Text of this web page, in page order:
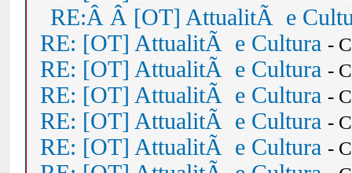
RE:Â Â [OT] AttualitÃ e
RE: [OT] AttualitÃ e Cultura -
RE: [OT] AttualitÃ e Cultura -
RE: [OT] AttualitÃ e Cultura -
RE: [OT] AttualitÃ e Cultura -
RE: [OT] AttualitÃ e Cultura -